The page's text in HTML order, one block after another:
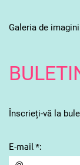
Galeria de
Înscrieți-vă la
E-mail *: